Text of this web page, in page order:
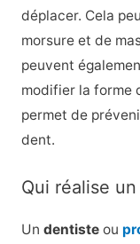
déplacer. Cela
morsure et de
peuvent
modifier la forme
permet de
dent.
Qui réalise
Un dentisteou